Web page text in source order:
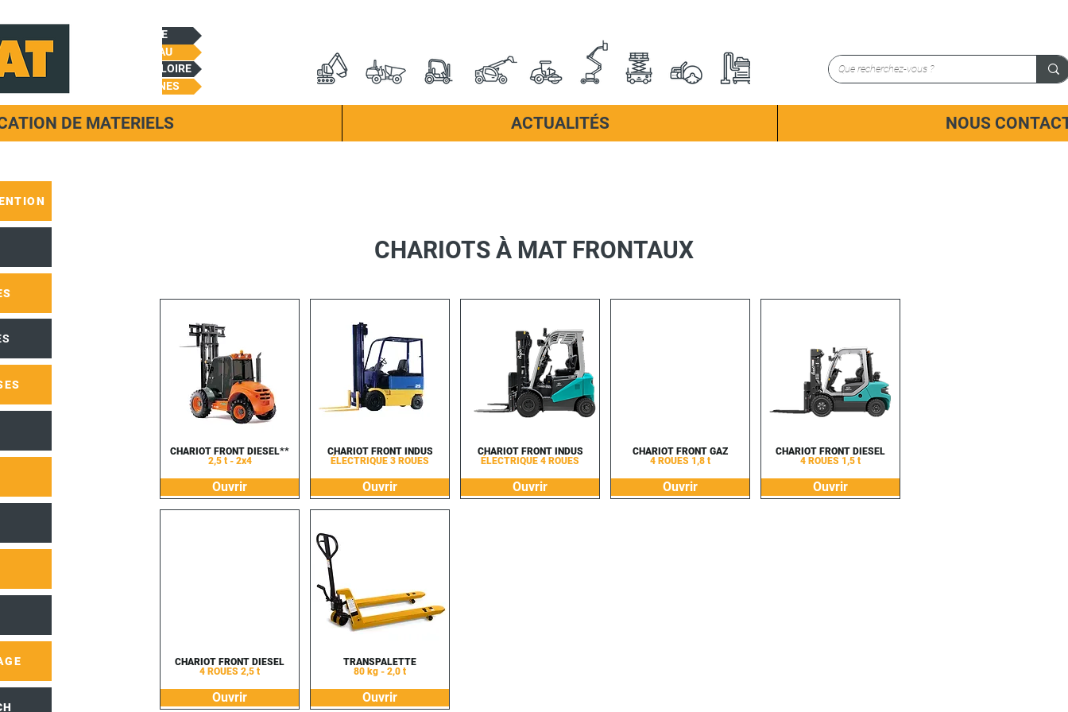
CHEMILLE
BEAUPREAU
CHALONNES/LOIRE
TREMENTINES
DE MATERIELS ACTUALITÉS NOUS
CHARIOTS À MAT FRONTAUX
CHARIOT FRONT DIESEL**
2,5 t - 2x4
Ouvrir
CHARIOT FRONT DIESEL
4 ROUES 2,5 t
Ouvrir
CHARIOT FRONT INDUS
ÉLECTRIQUE 3 ROUES
Ouvrir
TRANSPALETTE
80 kg - 2,0 t
Ouvrir
CHARIOT FRONT INDUS
ÉLECTRIQUE 4 ROUES
Ouvrir
CHARIOT FRONT GAZ
4 ROUES 1,8 t
Ouvrir
CHARIOT FRONT DIESEL
4 ROUES 1,5 t
Ouvrir